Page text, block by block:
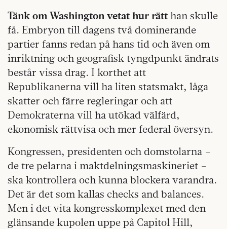
Tänk om Washington vetat hur rätt han skulle
få. Embryon till dagens två dominerande
partier fanns redan på hans tid och även om
inriktning och geografisk tyngdpunkt ändrats
består vissa drag. I korthet att
Republikanerna vill ha liten statsmakt, låga
skatter och färre regleringar och att
Demokraterna vill ha utökad välfärd,
ekonomisk rättvisa och mer federal översyn.
Kongressen, presidenten och domstolarna –
de tre pelarna i maktdelningsmaskineriet –
ska kontrollera och kunna blockera varandra.
Det är det som kallas checks and balances.
Men i det vita kongresskomplexet med den
glänsande kupolen uppe på Capitol Hill,